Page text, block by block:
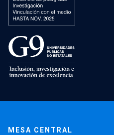
MESA CENTRAL